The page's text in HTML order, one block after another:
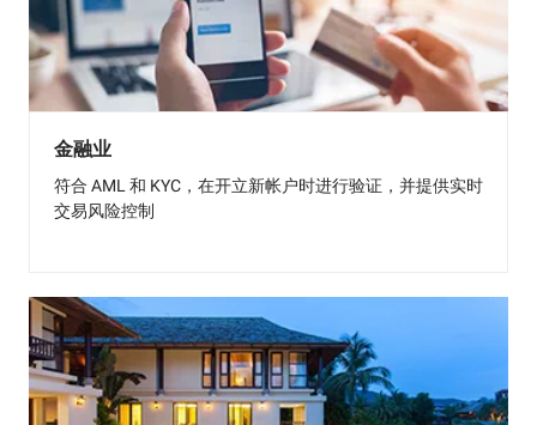
金融业
符合 AML 和 KYC，在开立新帐户时进行验证，并提供实时
交易风险控制